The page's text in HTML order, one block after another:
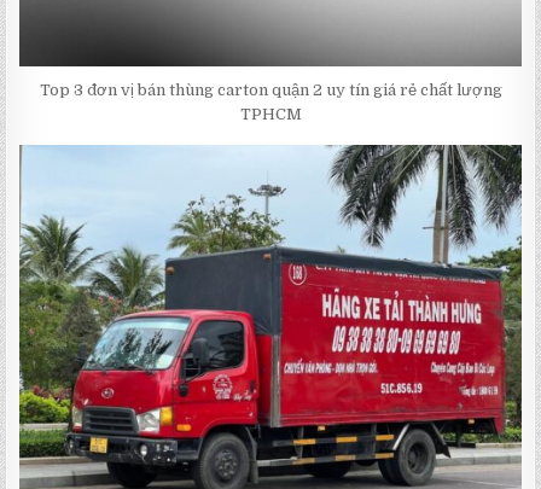
Top 3 đơn vị bán thùng carton quận 2 uy tín giá rẻ chất lượng
TPHCM